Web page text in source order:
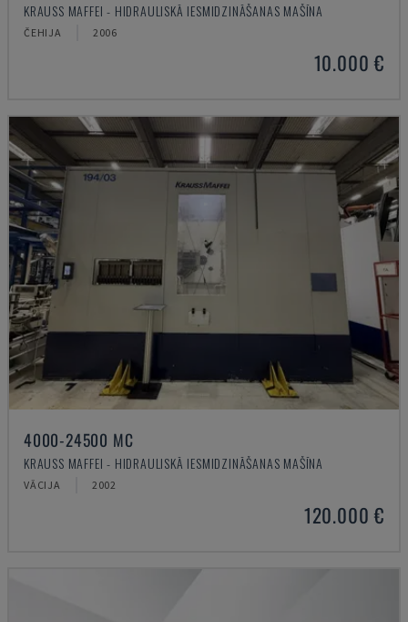
KRAUSS MAFFEI - HIDRAULISKĀ IESMIDZINĀŠANAS MAŠĪNA
ČEHIJA 2006
10.000 €
4000-24500 MC
KRAUSS MAFFEI - HIDRAULISKĀ IESMIDZINĀŠANAS MAŠĪNA
VĀCIJA 2002
120.000 €